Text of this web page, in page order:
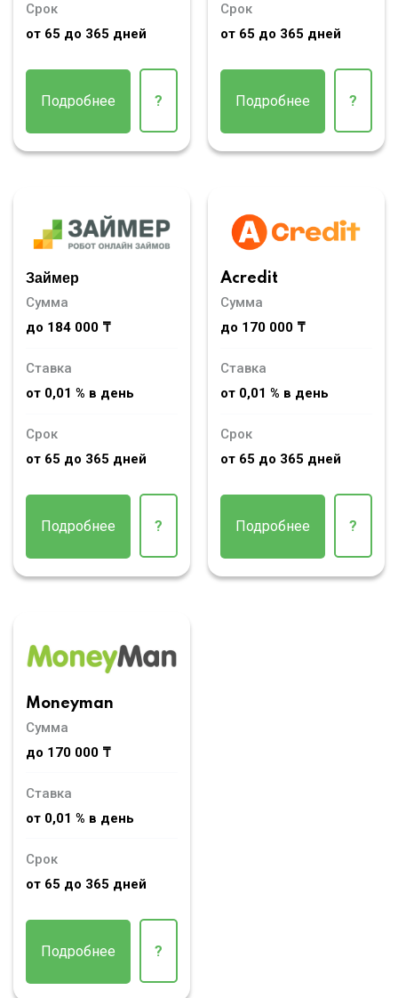
Срок
от 65 до 365 дней
Подробнее ?
Срок
от 65 до 365 дней
Подробнее ?
Займер
Сумма
до 184 000 ₸
Ставка
от 0,01 % в день
Срок
от 65 до 365 дней
Подробнее ?
Acredit
Сумма
до 170 000 ₸
Ставка
от 0,01 % в день
Срок
от 65 до 365 дней
Подробнее ?
Moneyman
Сумма
до 170 000 ₸
Ставка
от 0,01 % в день
Срок
от 65 до 365 дней
Подробнее ?